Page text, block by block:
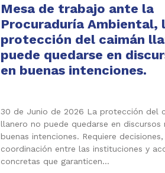
Mesa de trabajo ante la
Procuraduría Ambiental,
protección del caimán
puede quedarse en
en buenas intenciones.
30 de Junio de 2026 La protección del
llanero no puede quedarse en discursos
buenas intenciones. Requiere decisiones,
coordinación entre las instituciones y
concretas que garanticen…